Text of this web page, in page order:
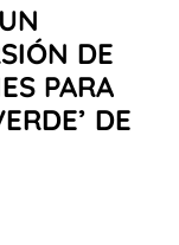
DE
PARA
DE